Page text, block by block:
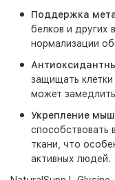
Поддержка
белков и других
нормализации
защищать
может
Укрепление
способствовать
ткани, что
активных людей.